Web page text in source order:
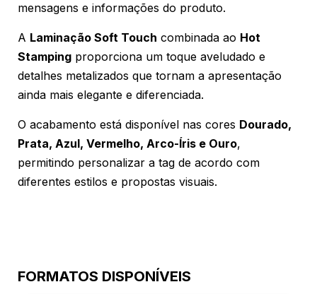
mensagens e informações do produto.
A Laminação Soft Touch combinada ao Hot
Stamping proporciona um toque aveludado e
detalhes metalizados que tornam a apresentação
ainda mais elegante e diferenciada.
O acabamento está disponível nas cores Dourado,
Prata, Azul, Vermelho, Arco-Íris e Ouro,
permitindo personalizar a tag de acordo com
diferentes estilos e propostas visuais.
FORMATOS DISPONÍVEIS